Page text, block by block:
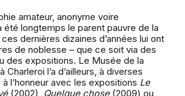
amateur, anonyme voire
été longtemps le parent pauvre de la
dernières dizaines d’années lui ont
de noblesse – que ce soit via des
des expositions. Le Musée de la
Charleroi l’a d’ailleurs, à diverses
l’honneur avec les expositions Le
(2002), Quelque chose(2009) ou